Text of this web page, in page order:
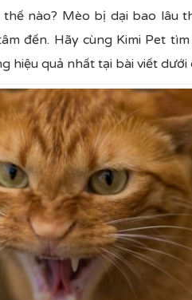
thế nào? Mèo bị dại bao lâu
đến. Hãy cùng Kimi Pet
hiệu quả nhất tại bài viết dưới